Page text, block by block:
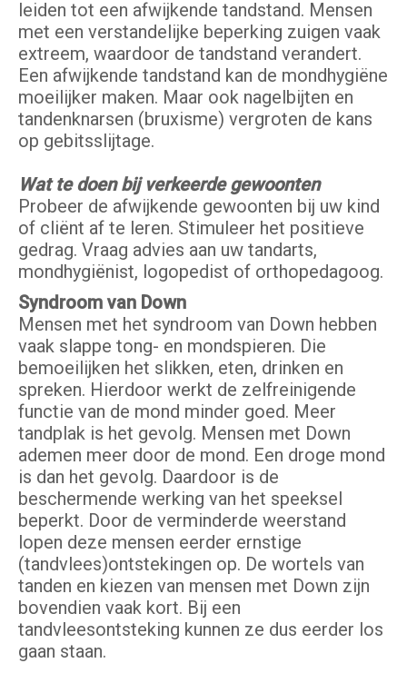
leiden tot een afwijkende tandstand. Mensen
met een verstandelijke beperking zuigen vaak
extreem, waardoor de tandstand verandert.
Een afwijkende tandstand kan de mondhygiëne
moeilijker maken. Maar ook nagelbijten en
tandenknarsen (bruxisme) vergroten de kans
op gebitsslijtage.
Wat te doen bij verkeerde gewoonten
Probeer de afwijkende gewoonten bij uw kind
of cliënt af te leren. Stimuleer het positieve
gedrag. Vraag advies aan uw tandarts,
mondhygiënist, logopedist of orthopedagoog.
Syndroom van Down
Mensen met het syndroom van Down hebben
vaak slappe tong- en mondspieren. Die
bemoeilijken het slikken, eten, drinken en
spreken. Hierdoor werkt de zelfreinigende
functie van de mond minder goed. Meer
tandplak is het gevolg. Mensen met Down
ademen meer door de mond. Een droge mond
is dan het gevolg. Daardoor is de
beschermende werking van het speeksel
beperkt. Door de verminderde weerstand
lopen deze mensen eerder ernstige
(tandvlees)ontstekingen op. De wortels van
tanden en kiezen van mensen met Down zijn
bovendien vaak kort. Bij een
tandvleesontsteking kunnen ze dus eerder los
gaan staan.